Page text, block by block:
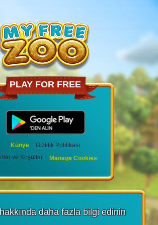
PLAY FOR FREE
Künye
Gizlilik Politikası
ve Koşullar
Manage Cookies
daha fazla bilgi edinin